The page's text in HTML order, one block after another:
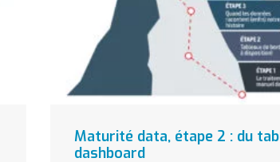
Maturité data, étape 2 : du
dashboard